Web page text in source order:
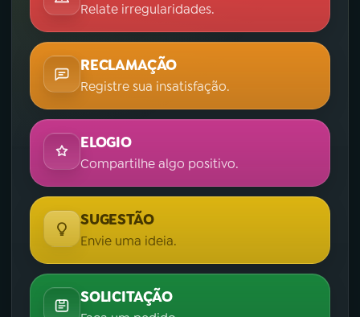
Relate irregularidades.
RECLAMAÇÃO
Registre sua insatisfação.
ELOGIO
Compartilhe algo positivo.
SUGESTÃO
Envie uma ideia.
SOLICITAÇÃO